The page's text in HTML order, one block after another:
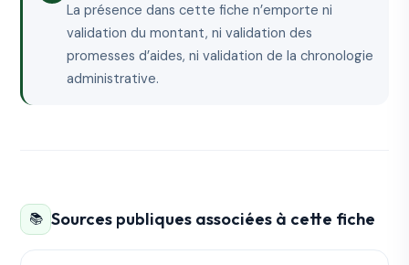
La présence dans cette fiche n’emporte ni
validation du montant, ni validation des
promesses d’aides, ni validation de la chronologie
administrative.
📚 Sources publiques associées à cette fiche